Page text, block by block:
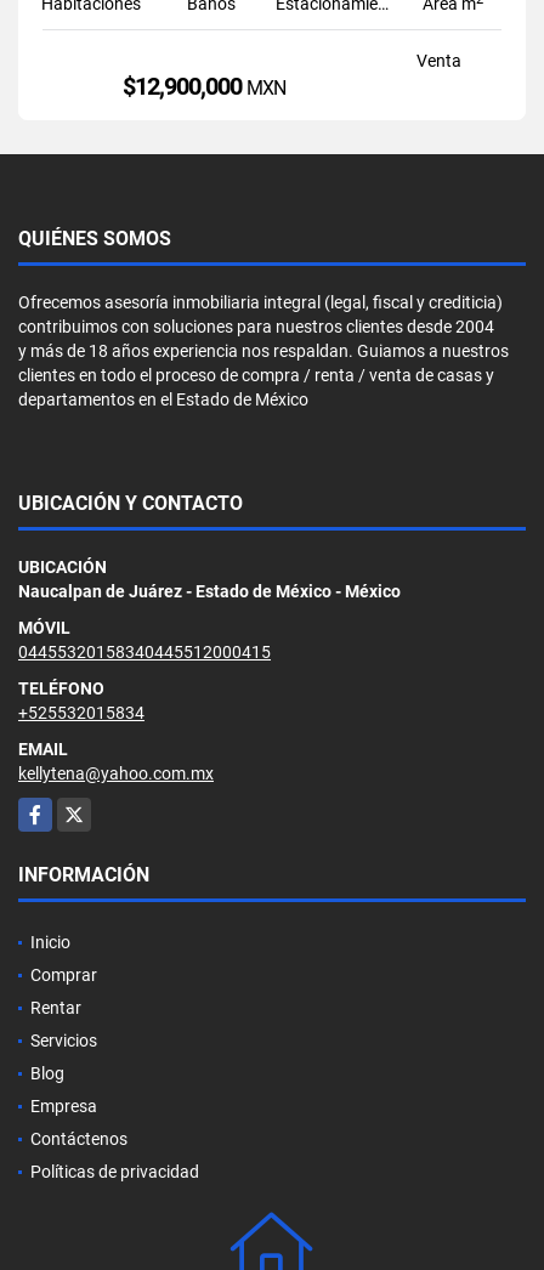
Venta
$12,900,000 MXN
QUIÉNES SOMOS
Ofrecemos asesoría inmobiliaria integral (legal, fiscal y crediticia)
contribuimos con soluciones para nuestros clientes desde 2004
y más de 18 años experiencia nos respaldan. Guiamos a nuestros
clientes en todo el proceso de compra / renta / venta de casas y
departamentos en el Estado de México
UBICACIÓN Y CONTACTO
UBICACIÓN
Naucalpan de Juárez - Estado de México - México
MÓVIL
04455320158340445512000415
TELÉFONO
+525532015834
EMAIL
kellytena@yahoo.com.mx
Facebook
X
INFORMACIÓN
Inicio
Comprar
Rentar
Servicios
Blog
Empresa
Contáctenos
Políticas de privacidad